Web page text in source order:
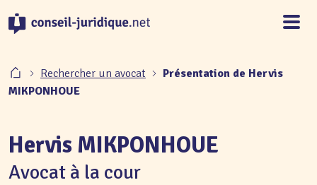
Rechercher un avocat
Présentation de Hervis
MIKPONHOUE
Hervis MIKPONHOUE
Avocat à la cour